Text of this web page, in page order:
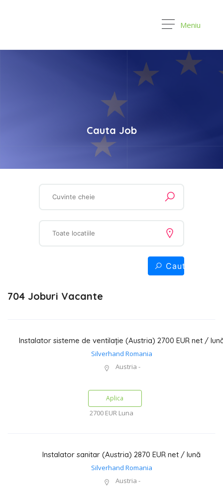
Meniu
Cauta Job
Cauta
704 Joburi Vacante
Instalator sisteme de ventilație (Austria) 2700 EUR net /
Silverhand Romania
Austria -
Aplica
2700 EUR Luna
Instalator sanitar (Austria) 2870 EUR net / lună
Silverhand Romania
Austria -